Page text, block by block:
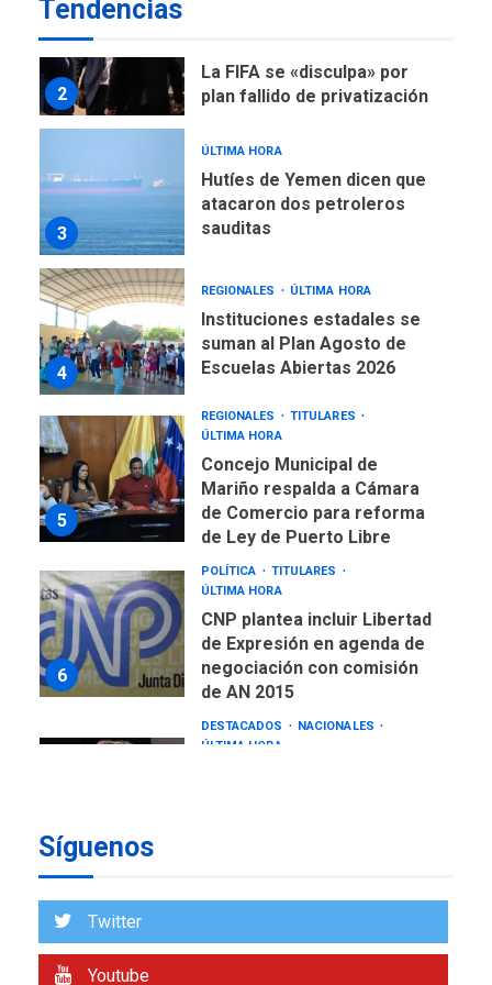
Tendencias
2
La FIFA se «disculpa» por
plan fallido de privatización
3
ÚLTIMA HORA
Hutíes de Yemen dicen que
atacaron dos petroleros
sauditas
4
REGIONALES ÚLTIMA HORA
Instituciones estadales se
suman al Plan Agosto de
Escuelas Abiertas 2026
5
REGIONALES
TITULARES
ÚLTIMA HORA
Concejo Municipal de
Mariño respalda a Cámara
de Comercio para reforma
de Ley de Puerto Libre
6
POLÍTICA
TITULARES
ÚLTIMA HORA
CNP plantea incluir Libertad
de Expresión en agenda de
negociación con comisión
de AN 2015
7
DESTACADOS
NACIONALES
ÚLTIMA HORA
Reanudan operaciones de
Síguenos
Twitter
Youtube